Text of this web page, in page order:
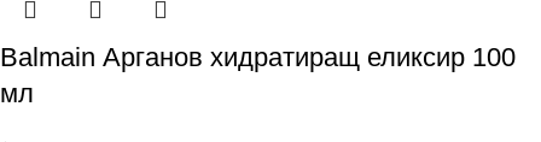
Balmain Арганов хидратиращ еликсир 100
мл